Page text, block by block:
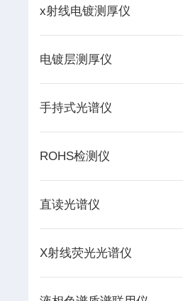
x射线电镀测厚仪
电镀层测厚仪
手持式光谱仪
ROHS检测仪
直读光谱仪
X射线荧光光谱仪